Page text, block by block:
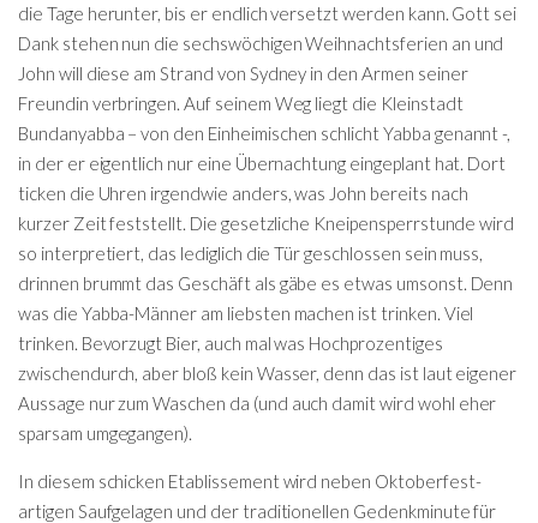
die Tage herunter, bis er endlich versetzt werden kann. Gott sei
Dank stehen nun die sechswöchigen Weihnachtsferien an und
John will diese am Strand von Sydney in den Armen seiner
Freundin verbringen. Auf seinem Weg liegt die Kleinstadt
Bundanyabba – von den Einheimischen schlicht Yabba genannt -,
in der er eigentlich nur eine Übernachtung eingeplant hat. Dort
ticken die Uhren irgendwie anders, was John bereits nach
kurzer Zeit feststellt. Die gesetzliche Kneipensperrstunde wird
so interpretiert, das lediglich die Tür geschlossen sein muss,
drinnen brummt das Geschäft als gäbe es etwas umsonst. Denn
was die Yabba-Männer am liebsten machen ist trinken. Viel
trinken. Bevorzugt Bier, auch mal was Hochprozentiges
zwischendurch, aber bloß kein Wasser, denn das ist laut eigener
Aussage nur zum Waschen da (und auch damit wird wohl eher
sparsam umgegangen).
In diesem schicken Etablissement wird neben Oktoberfest-
artigen Saufgelagen und der traditionellen Gedenkminute für